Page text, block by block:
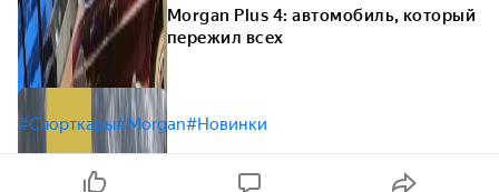
Morgan Plus 4: автомобиль, который
пережил всех
#Спорткары#Morgan#Новинки